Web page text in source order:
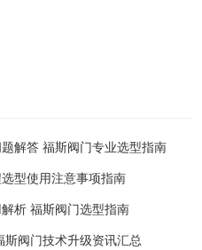
解答 福斯阀门专业选型指南
型使用注意事项指南
析 福斯阀门选型指南
斯阀门技术升级资讯汇总